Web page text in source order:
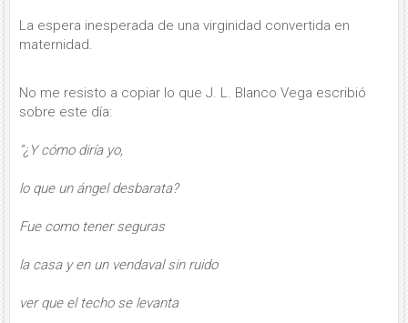
La espera inesperada de una virginidad convertida en
maternidad.
No me resisto a copiar lo que J. L. Blanco Vega escribió
sobre este día:
“¿Y cómo diría yo,
lo que un ángel desbarata?
Fue como tener seguras
la casa y en un vendaval sin ruido
ver que el techo se levanta